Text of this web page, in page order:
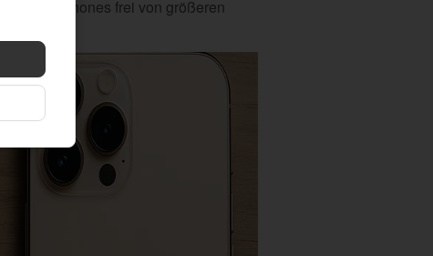
unsere iPhones frei von größeren